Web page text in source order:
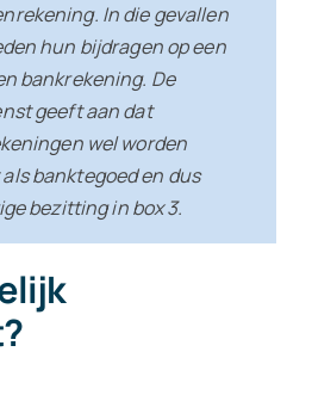
In die gevallen
hun bijdragen op een
bankrekening. De
geeft aan dat
wel worden
banktegoed en dus
bezitting in box 3.